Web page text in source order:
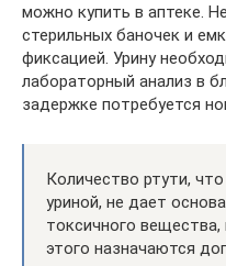
можно купить в аптеке.
стерильных баночек и
фиксацией. Урину
лабораторный анализ в
задержке потребуется
Количество ртути,
уриной, не дает
токсичного
этого назначаются